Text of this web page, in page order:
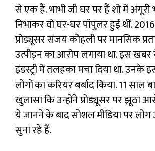
से एक हैं. भाभी जी घर पर हैं शो में अंगूरी
निभाकर वो घर-घर पॉपुलर हुई थीं.
प्रोड्यूसर संजय कोहली पर मानसिक
उत्पीड़न का आरोप लगाया था. इस
इंडस्ट्री में तलहका मचा दिया था.
लोगों का करियर बर्बाद किया. 11 साल
खुलासा कि उन्होंने प्रोड्यूसर पर झूठा
ये जानने के बाद सोशल मीडिया पर लोग
सुना रहे हैं.